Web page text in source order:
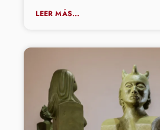
LEER MÁS...